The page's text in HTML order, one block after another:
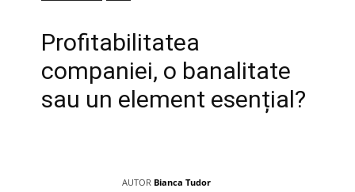
Profitabilitatea
companiei, o banalitate
sau un element esențial?
AUTOR Bianca Tudor